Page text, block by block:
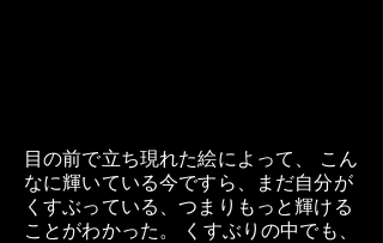
目の前で立ち現れた絵によって、 こん
なに輝いている今ですら、まだ自分が
くすぶっている、つまりもっと輝ける
ことがわかった。 くすぶりの中でも、